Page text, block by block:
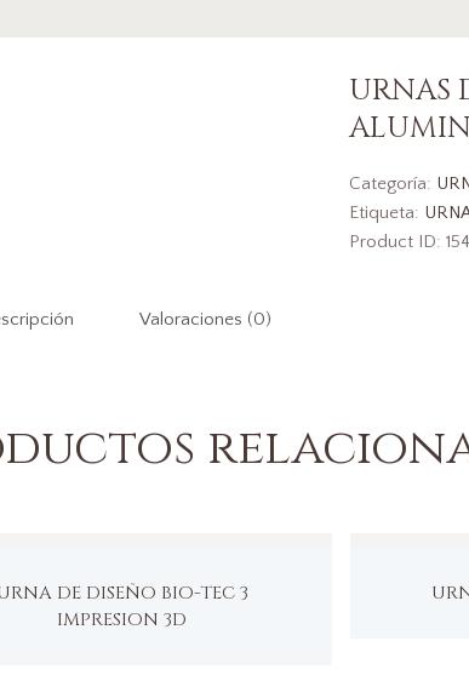
URNAS
Categoría:
Etiqueta:
Product ID:
Valoraciones (0)
DE DISEÑO BIO-TEC 3
IMPRESION 3D